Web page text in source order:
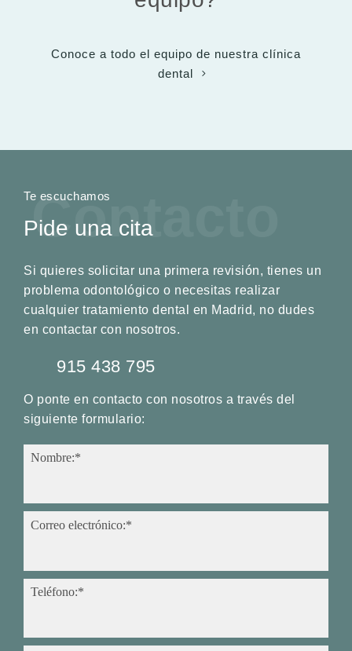
Conoce a todo el equipo de nuestra clínica
dental
Te escuchamos
Contacto
Pide una cita
Si quieres solicitar una primera revisión, tienes un
problema odontológico o necesitas realizar
cualquier tratamiento dental en Madrid, no dudes
en contactar con nosotros.
915 438 795
O ponte en contacto con nosotros a través del
siguiente formulario:
Nombre:*
Correo electrónico:*
Teléfono:*